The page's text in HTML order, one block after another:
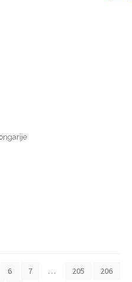
6 7 … 205
206